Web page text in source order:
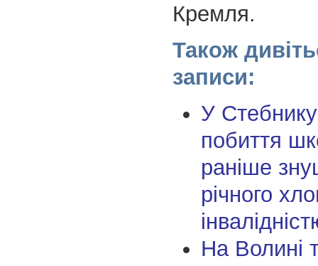
Кремля.
Також
записи:
У
побиття
раніше
річного
На Волині